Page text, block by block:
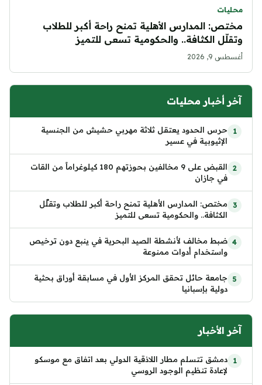
محليات
مختص: المدارس الأهلية تمنح راحة أكبر للطلاب
وتقلّل الكثافة.. والحكومية تسعى للتميز
أغسطس 9, 2026
آخر أخبار محليات
حرس الحدود يعتقل ثلاثة مهربي حشيش من الجنسية
الإثيوبية في عسير
القبض على 9 مخالفين بحوزتهم 180 كيلوغراماً من القات
في جازان
مختص: المدارس الأهلية تمنح راحة أكبر للطلاب وتقلّل
الكثافة.. والحكومية تسعى للتميز
ضبط مخالف لأنشطة الصيد البحرية في ينبع دون ترخيص
واستخدام أدوات ممنوعة
جامعة حائل تحقق المركز الأول في مسابقة أوراق بحثية
دولية بإسبانيا
آخر الأخبار
دمشق تتسلم مطار اللاذقية الدولي بعد اتفاق مع موسكو
لإعادة تنظيم الوجود الروسي